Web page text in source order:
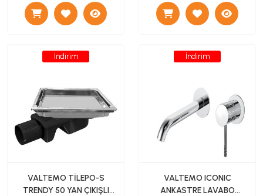
İndirim
VALTEMO TİLEPO-S
TRENDY 50 YAN ÇIKIŞLI
İndirim
VALTEMO ICONIC
ANKASTRE LAVABO